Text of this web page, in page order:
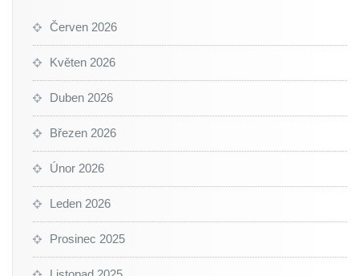
Červen 2026
Květen 2026
Duben 2026
Březen 2026
Únor 2026
Leden 2026
Prosinec 2025